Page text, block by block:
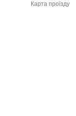
Карта проїзду